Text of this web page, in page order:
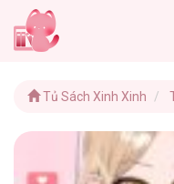
Tủ Sách Xinh Xinh